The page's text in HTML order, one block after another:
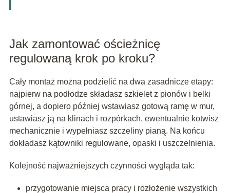
Jak zamontować ościeżnicę
regulowaną krok po kroku?
Cały montaż można podzielić na dwa zasadnicze etapy:
najpierw na podłodze składasz szkielet z pionów i belki
górnej, a dopiero później wstawiasz gotową ramę w mur,
ustawiasz ją na klinach i rozpórkach, ewentualnie kotwisz
mechanicznie i wypełniasz szczeliny pianą. Na końcu
dokładasz kątowniki regulowane, opaski i uszczelnienia.
Kolejność najważniejszych czynności wygląda tak:
przygotowanie miejsca pracy i rozłożenie wszystkich